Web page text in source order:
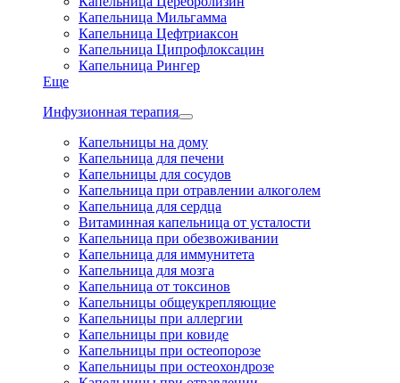
Капельница Мильгамма
Капельница Цефтриаксон
Капельница Ципрофлоксацин
Капельница Рингер
Еще
Инфузионная терапия
Капельницы на дому
Капельница для печени
Капельницы для сосудов
Капельница при отравлении алкоголем
Капельница для сердца
Витаминная капельница от усталости
Капельница при обезвоживании
Капельница для иммунитета
Капельница для мозга
Капельница от токсинов
Капельницы общеукрепляющие
Капельницы при аллергии
Капельницы при ковиде
Капельницы при остеопорозе
Капельницы при остеохондрозе